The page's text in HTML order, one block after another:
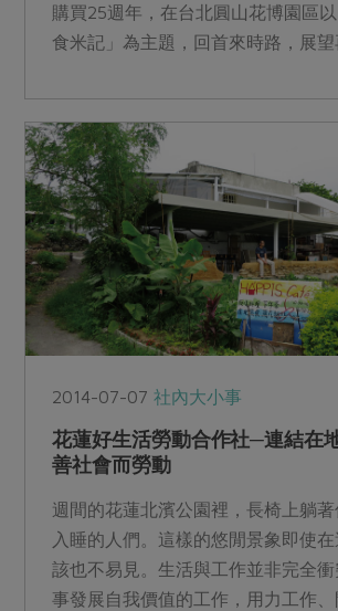
購買25週年，在台北圓山花博園區以
食米記」為主題，回首來時路，展
2014-07-07社內大小事
花蓮好生活勞動合作社─連結在
善社會而勞動
週間的花蓮北濱公園裡，長椅上躺
入睡的人們。這樣的悠閒景象即使
該也不易見。生活與工作並非完全
事發展自我價值的工作，用力工作